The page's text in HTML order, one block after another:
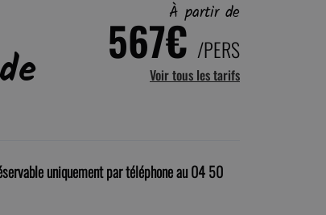
À partir de
567€ /PERS
Voir tous les tarifs
uniquement par téléphone au 04 50